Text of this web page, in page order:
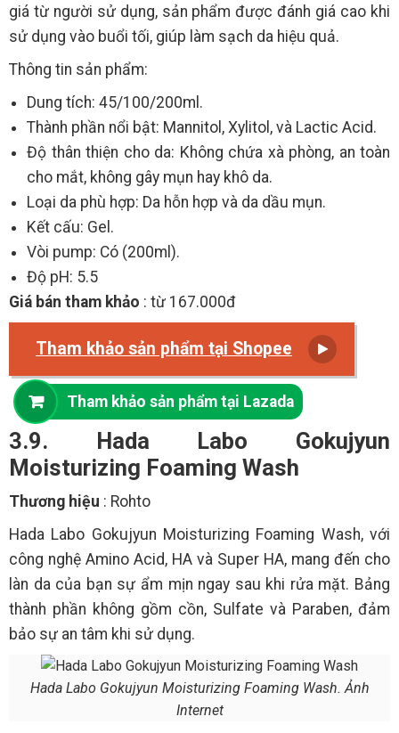
giá từ người sử dụng, sản phẩm được đánh giá cao khi
sử dụng vào buổi tối, giúp làm sạch da hiệu quả.
Thông tin sản phẩm:
Dung tích: 45/100/200ml.
Thành phần nổi bật: Mannitol, Xylitol, và Lactic Acid.
Độ thân thiện cho da: Không chứa xà phòng, an toàn
cho mắt, không gây mụn hay khô da.
Loại da phù hợp: Da hỗn hợp và da dầu mụn.
Kết cấu: Gel.
Vòi pump: Có (200ml).
Độ pH: 5.5
Giá bán tham khảo : từ 167.000đ
Tham khảo sản phẩm tại Shopee
Tham khảo sản phẩm tại Lazada
3.9. Hada Labo Gokujyun
Moisturizing Foaming Wash
Thương hiệu : Rohto
Hada Labo Gokujyun Moisturizing Foaming Wash, với
công nghệ Amino Acid, HA và Super HA, mang đến cho
làn da của bạn sự ẩm mịn ngay sau khi rửa mặt. Bảng
thành phần không gồm cồn, Sulfate và Paraben, đảm
bảo sự an tâm khi sử dụng.
Hada Labo Gokujyun Moisturizing Foaming Wash. Ảnh
Internet